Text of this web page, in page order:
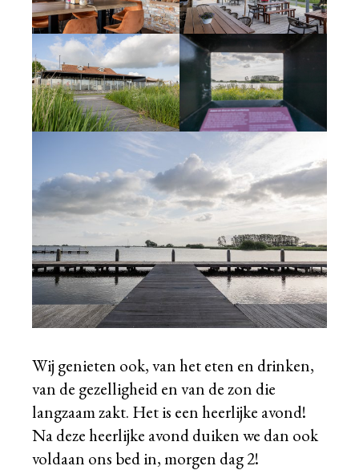
Wij genieten ook, van het eten en drinken,
van de gezelligheid en van de zon die
langzaam zakt. Het is een heerlijke avond!
Na deze heerlijke avond duiken we dan ook
voldaan ons bed in, morgen dag 2!